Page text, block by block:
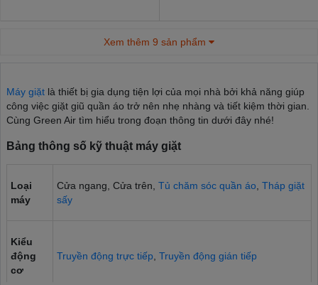
Xem thêm 9 sản phẩm
Máy giặt là thiết bị gia dụng tiện lợi của mọi nhà bởi khả năng giúp
công việc giặt giũ quần áo trở nên nhẹ nhàng và tiết kiệm thời gian.
Cùng Green Air tìm hiểu trong đoạn thông tin dưới đây nhé!
Bảng thông số kỹ thuật máy giặt
Loại
máy
Cửa ngang, Cửa trên, Tủ chăm sóc quần áo Tháp giặt
sấy
Kiểu
động
cơ
Truyền động trực tiếp Truyền động gián tiếp